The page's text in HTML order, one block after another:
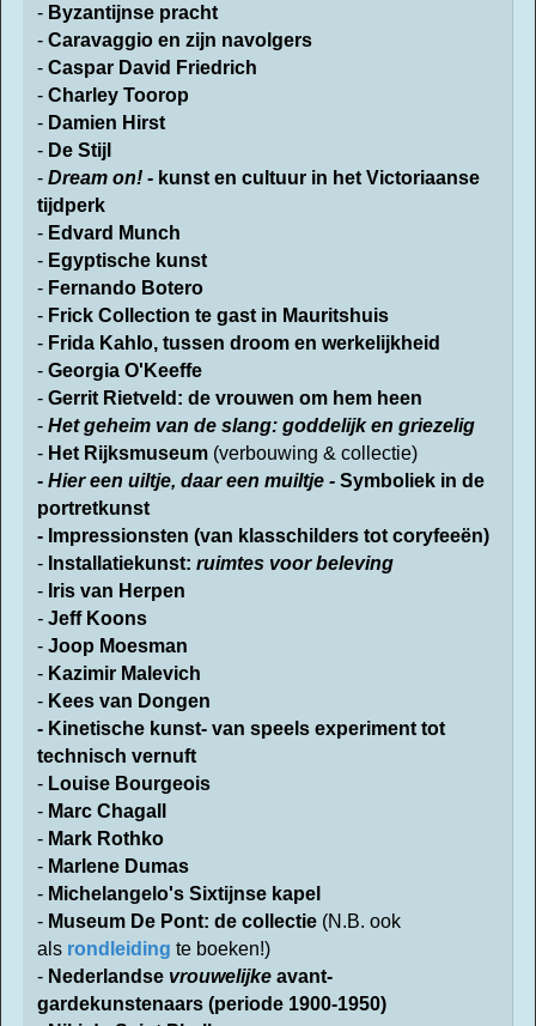
-Byzantijnse pracht
-Caravaggio en zijn navolgers
- Caspar David Friedrich
-Charley Toorop
- Damien Hirst
-De Stijl
- Dream on! - kunst en cultuur in het Victoriaanse
tijdperk
- Edvard Munch
-Egyptische kunst
-Fernando Botero
- Frick Collection te gast in Mauritshuis
-Frida Kahlo, tussen droom en werkelijkheid
-Georgia O'Keeffe
- Gerrit Rietveld: de vrouwen om hem heen
- Het geheim van de slang: goddelijk en griezelig
- Het Rijksmuseum (verbouwing & collectie)
- Hier een uiltje, daar een muiltje - Symboliek in de
portretkunst
- Impressionsten (van klasschilders tot coryfeeën)
- Installatiekunst: ruimtes voor beleving
- Iris van Herpen
- Jeff Koons
- Joop Moesman
- Kazimir Malevich
-Kees van Dongen
- Kinetische kunst- van speels experiment tot
technisch vernuft
-Louise Bourgeois
-Marc Chagall
- Mark Rothko
- Marlene Dumas
-Michelangelo's Sixtijnse kapel
- Museum De Pont: de collectie (N.B. ook
als rondleiding te boeken!)
- Nederlandse vrouwelijkeavant-
gardekunstenaars (periode 1900-1950)